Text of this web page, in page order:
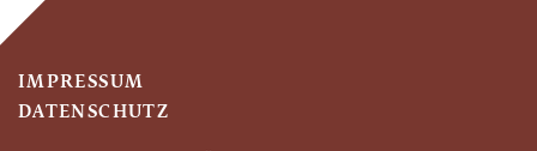
IMPRESSUM
DATENSCHUTZ